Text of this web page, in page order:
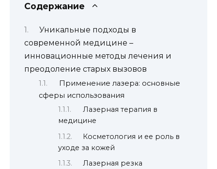
Содержание
Уникальные подходы в
современной медицине –
инновационные методы лечения и
преодоление старых вызовов
Применение лазера: основные
сферы использования
Лазерная терапия в
медицине
Косметология и ее роль в
уходе за кожей
Лазерная резка